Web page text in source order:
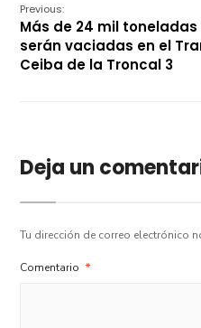
Previous:
Más de 24 mil
serán vaciadas en el
Ceiba de la Troncal 3
Deja un
Tu dirección de correo electrónico
Comentario *